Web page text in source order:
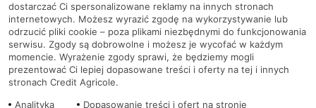
Regulamin serwisu
Mapa serwisu
PolitykaCookies
dostarczać Ci spersonalizowane reklamy na innych stronach
internetowych. Możesz wyrazić zgodę na wykorzystywanie lub
odrzucić pliki cookie – poza plikami niezbędnymi do funkcjonowania
serwisu. Zgody są dobrowolne i możesz je wycofać w każdym
momencie. Wyrażenie zgody sprawi, że będziemy mogli
prezentować Ci lepiej dopasowane treści i oferty na tej i innych
stronach Credit Agricole.
Analityka
Dopasowanie treści i ofert na stronie